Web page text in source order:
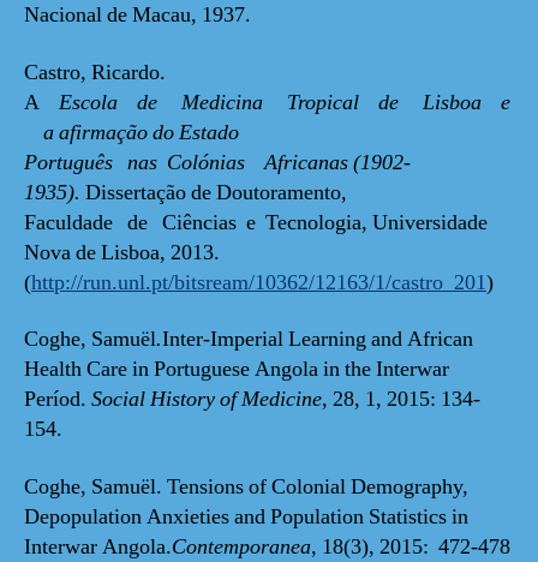
Nacional de Macau, 1937.
Castro, Ricardo.
A Escola de Medicina Tropical de Lisboa e
a afirmação do Estado
Português nas Colónias Africanas (1902-
1935). Dissertação de Doutoramento,
Faculdade de Ciências e Tecnologia, Universidade
Nova de Lisboa, 2013.
(http://run.unl.pt/bitsream/10362/12163/1/castro_201)
Coghe, Samuël.Inter-Imperial Learning and African
Health Care in Portuguese Angola in the Interwar
Períod. Social History of Medicine, 28, 1, 2015: 134-
154.
Coghe, Samuël. Tensions of Colonial Demography,
Depopulation Anxieties and Population Statistics in
Interwar Angola.Contemporanea, 18(3), 2015: 472-478